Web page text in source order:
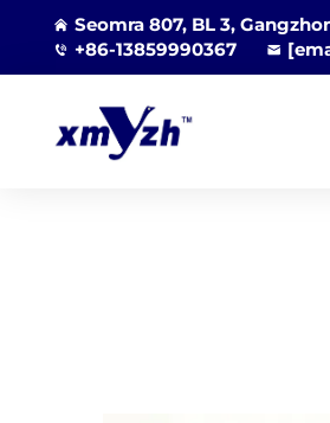
Seomra 807, BL 3,
+86-13859990367